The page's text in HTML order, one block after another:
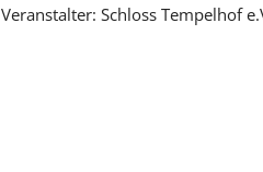
Veranstalter: Schloss Tempelhof